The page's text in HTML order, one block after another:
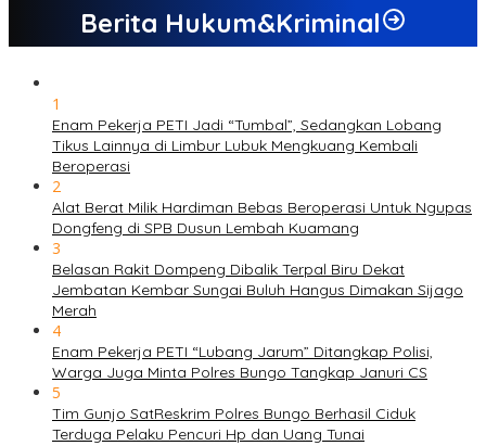
Berita Hukum&Kriminal
1
Enam Pekerja PETI Jadi “Tumbal”, Sedangkan Lobang
Tikus Lainnya di Limbur Lubuk Mengkuang Kembali
Beroperasi
2
Alat Berat Milik Hardiman Bebas Beroperasi Untuk Ngupas
Dongfeng di SPB Dusun Lembah Kuamang
3
Belasan Rakit Dompeng Dibalik Terpal Biru Dekat
Jembatan Kembar Sungai Buluh Hangus Dimakan Sijago
Merah
4
Enam Pekerja PETI “Lubang Jarum” Ditangkap Polisi,
Warga Juga Minta Polres Bungo Tangkap Januri CS
5
Tim Gunjo SatReskrim Polres Bungo Berhasil Ciduk
Terduga Pelaku Pencuri Hp dan Uang Tunai